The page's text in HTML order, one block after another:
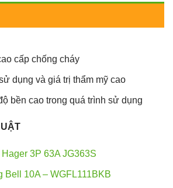
cấp chống cháy
dụng và giá trị thẩm mỹ cao
bền cao trong quá trình sử dụng
3P 63A JG363S
Bell 10A – WGFL111BKB